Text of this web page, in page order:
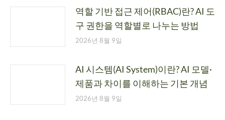
역할 기반 접근 제어(RBAC)란? AI 도
구 권한을 역할별로 나누는 방법
2026년 8월 9일
AI 시스템(AI System)이란? AI 모델·
제품과 차이를 이해하는 기본 개념
2026년 8월 9일